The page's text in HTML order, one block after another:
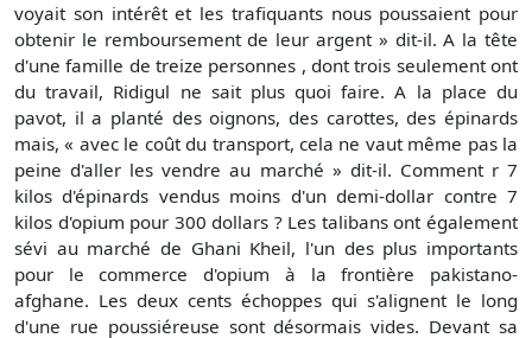
voyait son intérêt et les trafiquants nous poussaient pour
obtenir le remboursement de leur argent » dit-il. A la tête
d'une famille de treize personnes , dont trois seulement ont
du travail, Ridigul ne sait plus quoi faire. A la place du
pavot, il a planté des oignons, des carottes, des épinards
mais, « avec le coût du transport, cela ne vaut même pas la
peine d'aller les vendre au marché » dit-il. Comment r 7
kilos d'épinards vendus moins d'un demi-dollar contre 7
kilos d'opium pour 300 dollars ? Les talibans ont également
sévi au marché de Ghani Kheil, l'un des plus importants
pour le commerce d'opium à la frontière pakistano-
afghane. Les deux cents échoppes qui s'alignent le long
d'une rue poussiéreuse sont désormais vides. Devant sa